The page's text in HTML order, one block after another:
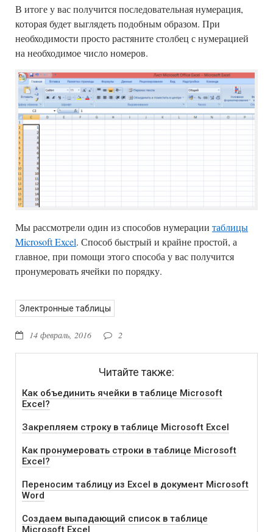
В итоге у вас получится последовательная нумерация,
которая будет выглядеть подобным образом. При
необходимости просто растяните столбец с нумерацией
на необходимое число номеров.
Мы рассмотрели один из способов нумерации таблицы
Microsoft Excel. Способ быстрый и крайне простой, а
главное, при помощи этого способа у вас получится
пронумеровать ячейки по порядку.
Электронные таблицы
14 февраль, 2016 2
Читайте также:
Как объединить ячейки в таблице Microsoft
Excel?
Закрепляем строку в таблице Microsoft Excel
Как пронумеровать строки в таблице Microsoft
Excel?
Переносим таблицу из Excel в документ Microsoft
Word
Создаем выпадающий список в таблице
Microsoft Excel